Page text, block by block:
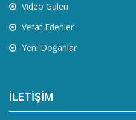
Video Galeri
Vefat Edenler
Yeni Doğanlar
İLETİŞİM